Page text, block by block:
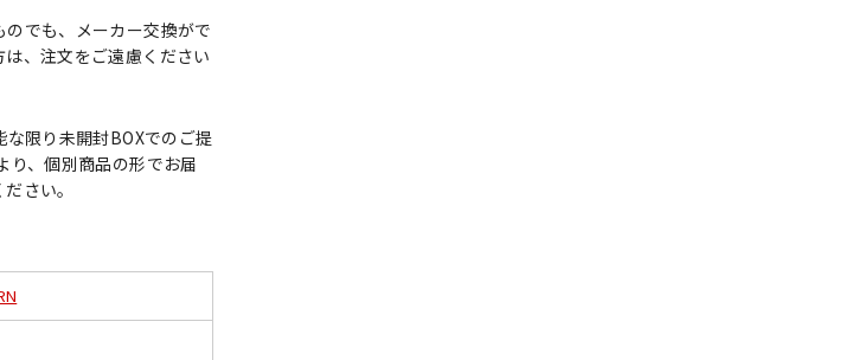
でも、メーカー交換がで
、注文をご遠慮ください
限り未開封BOXでのご提
り、個別商品の形でお届
さい。